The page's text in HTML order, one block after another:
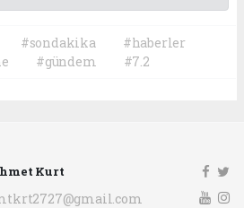
#sondakika
#haberler
#gündem #7.2
Kurt